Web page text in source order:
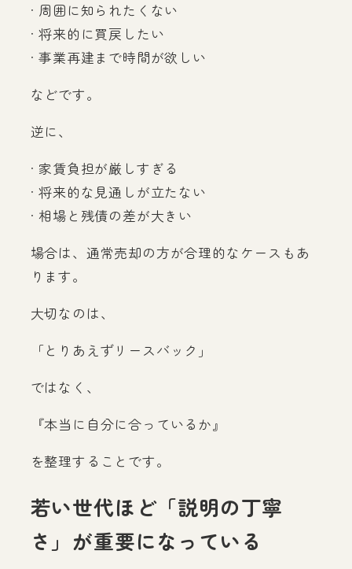
· 周囲に知られたくない
· 将来的に買戻したい
· 事業再建まで時間が欲しい
などです。
逆に、
· 家賃負担が厳しすぎる
· 将来的な見通しが立たない
· 相場と残債の差が大きい
場合は、通常売却の方が合理的なケースもあ
ります。
大切なのは、
「とりあえずリースバック」
ではなく、
『本当に自分に合っているか』
を整理することです。
若い世代ほど「説明の丁寧
さ」が重要になっている